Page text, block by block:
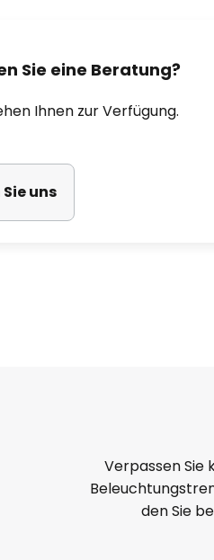
Sie eine Beratung?
Ihnen zur Verfügung.
uns
Verpassen Sie
den Sie